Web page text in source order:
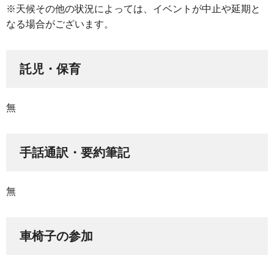
※天候その他の状況によっては、イベントが中止や延期と
なる場合がございます。
託児・保育
無
手話通訳・要約筆記
無
車椅子の参加